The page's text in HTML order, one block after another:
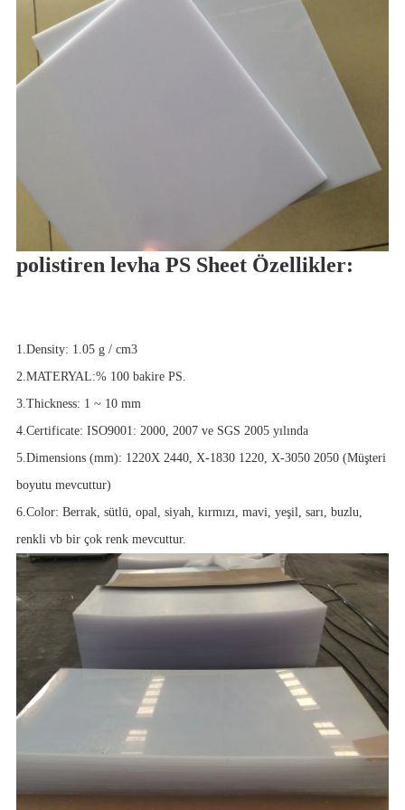
polistiren levha PS Sheet Özellikler:
1.Density: 1.05 g / cm3
2.MATERYAL:% 100 bakire PS.
3.Thickness: 1 ~ 10 mm
4.Certificate: ISO9001: 2000, 2007 ve SGS 2005 yılında
5.Dimensions (mm): 1220X 2440, X-1830 1220, X-3050 2050 (Müşteri
boyutu mevcuttur)
6.Color: Berrak, sütlü, opal, siyah, kırmızı, mavi, yeşil, sarı, buzlu,
renkli vb bir çok renk mevcuttur.